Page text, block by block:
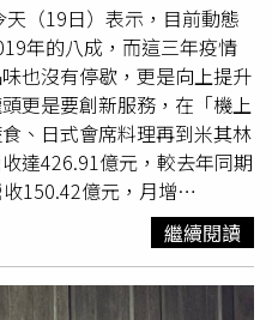
雄-香港經濟艙來回機票最
元 (未稅)，高雄-首爾
10,620 元 (未稅)，高雄-東
旅展期間加入華夏會員及
獲得抽獎機會，有機會拿到
宿券、中華電信免費漫遊序
中國信託中華航空聯名卡的
消費達 2 萬元，最高加碼送
消費滿 20 萬元再加碼送 1
一信用卡付款，購票單筆消
3% 回饋 (每帳號最高限得
（19日）表示，目前動態
年的八成，而這三年疫情
也沒有停歇，更是向上提升
更是要創新服務，在「機上
、日式會席料理再到米其林
達426.91億元，較去年同期
150.42億元，月增
年同期新高。華航積極布建
航線後，歐洲飛航航點已恢
布拉格，長程航線直飛歐美
班次往返。華航總經理高星
繼續閱讀